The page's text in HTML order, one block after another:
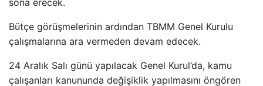
sona erecek.
Bütçe görüşmelerinin ardından TBMM Genel Kurulu
çalışmalarına ara vermeden devam edecek.
24 Aralık Salı günü yapılacak Genel Kurul’da, kamu
çalışanları kanununda değişiklik yapılmasını öngören